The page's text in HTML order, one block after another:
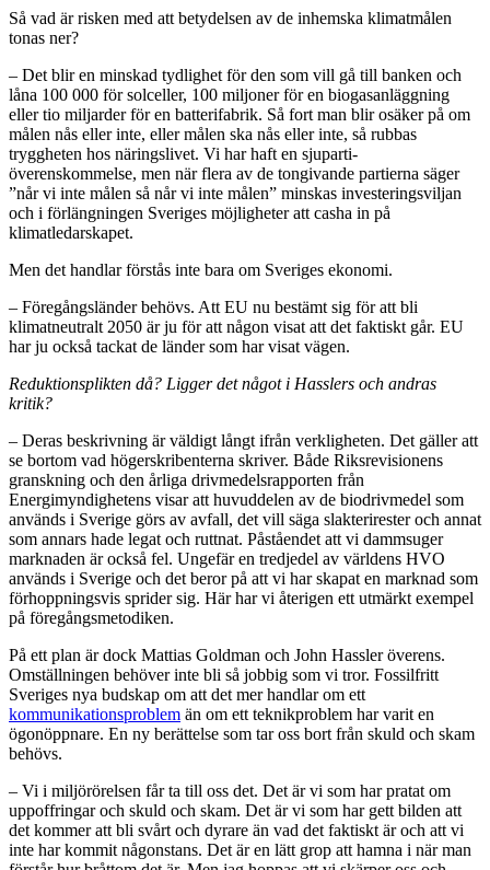
Så vad är risken med att betydelsen av de inhemska klimatmålen
tonas ner?
– Det blir en minskad tydlighet för den som vill gå till banken och
låna 100 000 för solceller, 100 miljoner för en biogasanläggning
eller tio miljarder för en batterifabrik. Så fort man blir osäker på om
målen nås eller inte, eller målen ska nås eller inte, så rubbas
tryggheten hos näringslivet. Vi har haft en sjuparti-
överenskommelse, men när flera av de tongivande partierna säger
”når vi inte målen så når vi inte målen” minskas investeringsviljan
och i förlängningen Sveriges möjligheter att casha in på
klimatledarskapet.
Men det handlar förstås inte bara om Sveriges ekonomi.
– Föregångsländer behövs. Att EU nu bestämt sig för att bli
klimatneutralt 2050 är ju för att någon visat att det faktiskt går. EU
har ju också tackat de länder som har visat vägen.
Reduktionsplikten då? Ligger det något i Hasslers och andras
kritik?
– Deras beskrivning är väldigt långt ifrån verkligheten. Det gäller att
se bortom vad högerskribenterna skriver. Både Riksrevisionens
granskning och den årliga drivmedelsrapporten från
Energimyndighetens visar att huvuddelen av de biodrivmedel som
används i Sverige görs av avfall, det vill säga slakterirester och annat
som annars hade legat och ruttnat. Påståendet att vi dammsuger
marknaden är också fel. Ungefär en tredjedel av världens HVO
används i Sverige och det beror på att vi har skapat en marknad som
förhoppningsvis sprider sig. Här har vi återigen ett utmärkt exempel
på föregångsmetodiken.
På ett plan är dock Mattias Goldman och John Hassler överens.
Omställningen behöver inte bli så jobbig som vi tror. Fossilfritt
Sveriges nya budskap om att det mer handlar om ett
kommunikationsproblem än om ett teknikproblem har varit en
ögonöppnare. En ny berättelse som tar oss bort från skuld och skam
behövs.
– Vi i miljörörelsen får ta till oss det. Det är vi som har pratat om
uppoffringar och skuld och skam. Det är vi som har gett bilden att
det kommer att bli svårt och dyrare än vad det faktiskt är och att vi
inte har kommit någonstans. Det är en lätt grop att hamna i när man